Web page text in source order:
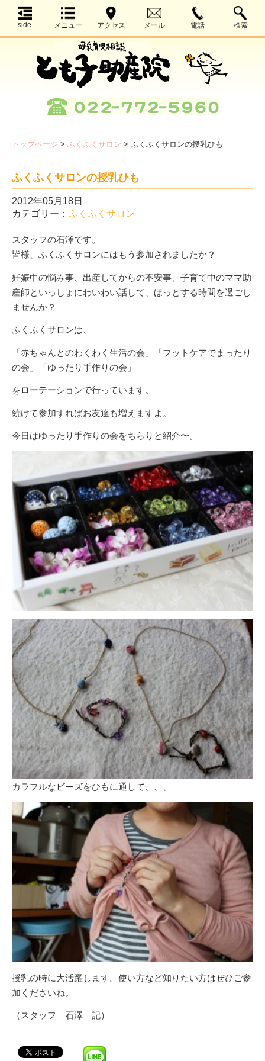
side メニュー アクセス メール 電話 検索
トップページ > ふくふくサロン > ふくふくサロンの授乳ひも
ふくふくサロンの授乳ひも
2012年05月18日
カテゴリー： ふくふくサロン
スタッフの石澤です。
皆様、ふくふくサロンにはもう参加されましたか？
妊娠中の悩み事、出産してからの不安事、子育て中のママ助
産師といっしょにわいわい話して、ほっとする時間を過ごし
ませんか？
ふくふくサロンは、
「赤ちゃんとのわくわく生活の会」「フットケアでまったり
の会」「ゆったり手作りの会」
をローテーションで行っています。
続けて参加すればお友達も増えますよ。
今日はゆったり手作りの会をちらりと紹介〜。
カラフルなビーズをひもに通して、、、
授乳の時に大活躍します。使い方など知りたい方はぜひご参
加くださいね。
（スタッフ 石澤 記）